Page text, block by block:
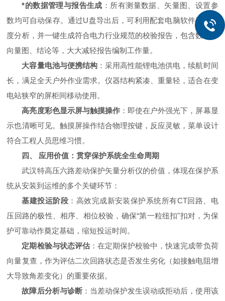
*的数据管理与报告生成 ：所有测量数据、矢量图、设置参
数均可自动保存。通过U盘导出后，可利用配套电脑软件进行深
度分析，并一键生成符合电力行业规范的校验报告，包含数据、
向量图、结论等，大大减轻报告编制工作量。
大容量电池与便携结构：采用高性能锂电池供电，续航时间
长，满足全天户外作业需求。仪器结构紧凑、重量轻，适合在变
电站狭窄的屏柜间移动使用。
高亮度彩色显示屏与触摸操作 ：即使在户外强光下，屏幕显
示也清晰可见。触摸屏操作结合物理按键，反应灵敏，菜单设计
符合工程人员思维习惯。
四、 应用价值：贯穿保护系统全生命周期
武汉特高压六路差动保护矢量分析仪的价值，体现在保护系
统从安装到运维的多个关键环节：
基建投运阶段 ：高效完成新安装保护系统所有CT回路、电
压回路的极性、相序、相位校验，确保“第一粒纽扣"扣对，为保
护可靠动作奠定基础，缩短投运时间。
定期检验与状态评估：在定期保护校验中，快速完成带负荷
向量复查，作为评估二次回路状态是否发生劣化（如接触电阻增
大导致角差变化）的重要依据。
故障后分析与诊断：当差动保护发生误动或拒动后，使用该